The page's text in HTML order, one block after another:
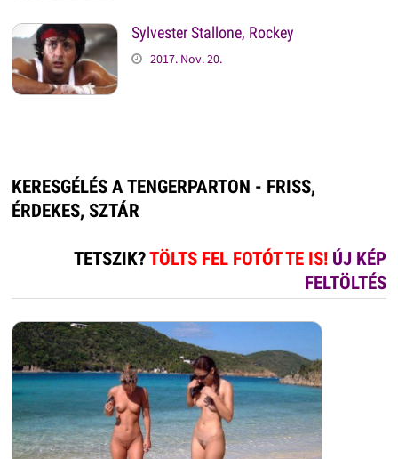
Sylvester Stallone, Rockey
2017. Nov. 20.
KERESGÉLÉS A TENGERPARTON - FRISS,
ÉRDEKES, SZTÁR
TETSZIK?TÖLTS FEL FOTÓT TE IS! ÚJ KÉP
FELTÖLTÉS